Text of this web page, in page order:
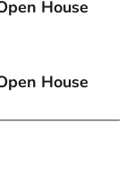
House
House